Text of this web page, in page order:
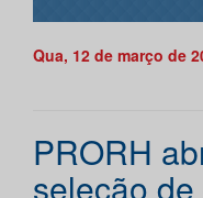
Qua, 12 de março de
PRORH
seleção